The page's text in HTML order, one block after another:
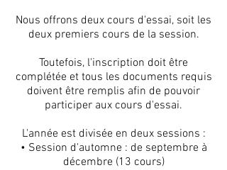
Nous offrons deux cours d'essai, soit les
deux premiers cours de la session.
Toutefois, l'inscription doit être
complétée et tous les documents requis
doivent être remplis afin de pouvoir
participer aux cours d'essai.
L'année est divisée en deux sessions :
• Session d'automne : de septembre à
décembre (13 cours)